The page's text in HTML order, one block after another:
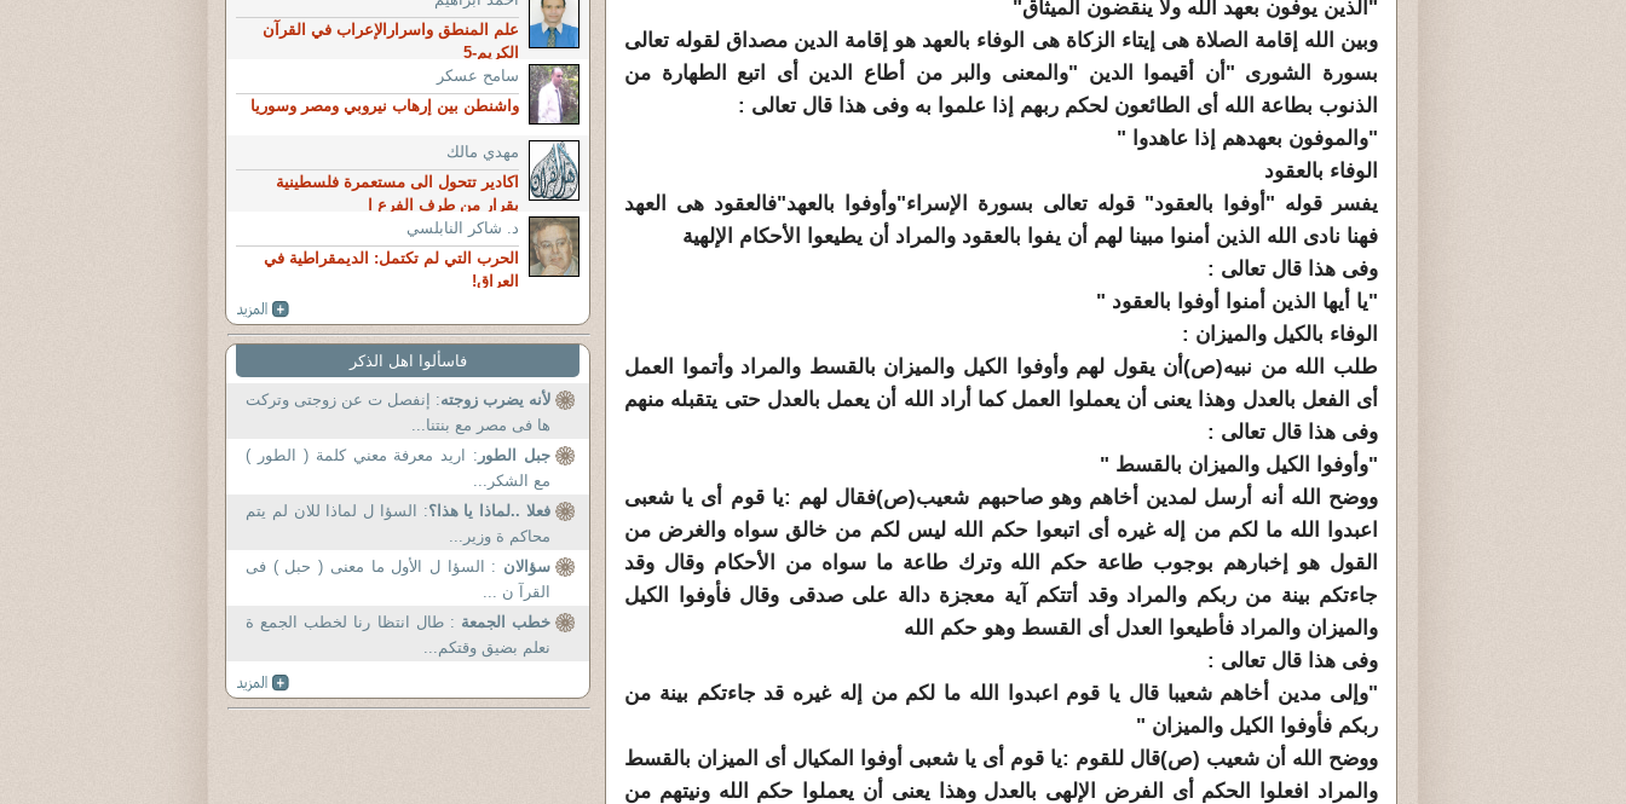
"الذين يوفون بعهد الله ولا ينقضون الميثاق"
وبين الله إقامة الصلاة هى إيتاء الزكاة هى الوفاء بالعهد هو إقامة الدين مصداق لقوله تعالى
بسورة الشورى "أن أقيموا الدين "والمعنى والبر من أطاع الدين أى اتبع الطهارة من
الذنوب بطاعة الله أى الطائعون لحكم ربهم إذا علموا به وفى هذا قال تعالى :
"والموفون بعهدهم إذا عاهدوا "
الوفاء بالعقود
يفسر قوله "أوفوا بالعقود" قوله تعالى بسورة الإسراء"وأوفوا بالعهد"فالعقود هى العهد
فهنا نادى الله الذين أمنوا مبينا لهم أن يفوا بالعقود والمراد أن يطيعوا الأحكام الإلهية
وفى هذا قال تعالى :
"يا أيها الذين أمنوا أوفوا بالعقود "
الوفاء بالكيل والميزان :
طلب الله من نبيه(ص)أن يقول لهم وأوفوا الكيل والميزان بالقسط والمراد وأتموا العمل
أى الفعل بالعدل وهذا يعنى أن يعملوا العمل كما أراد الله أن يعمل بالعدل حتى يتقبله منهم
وفى هذا قال تعالى :
"وأوفوا الكيل والميزان بالقسط "
ووضح الله أنه أرسل لمدين أخاهم وهو صاحبهم شعيب(ص)فقال لهم :يا قوم أى يا شعبى
اعبدوا الله ما لكم من إله غيره أى اتبعوا حكم الله ليس لكم من خالق سواه والغرض من
القول هو إخبارهم بوجوب طاعة حكم الله وترك طاعة ما سواه من الأحكام وقال وقد
جاءتكم بينة من ربكم والمراد وقد أتتكم آية معجزة دالة على صدقى وقال فأوفوا الكيل
والميزان والمراد فأطيعوا العدل أى القسط وهو حكم الله
وفى هذا قال تعالى :
"وإلى مدين أخاهم شعيبا قال يا قوم اعبدوا الله ما لكم من إله غيره قد جاءتكم بينة من
ربكم فأوفوا الكيل والميزان "
ووضح الله أن شعيب (ص)قال للقوم :يا قوم أى يا شعبى أوفوا المكيال أى الميزان بالقسط
والمراد افعلوا الحكم أى الفرض الإلهى بالعدل وهذا يعنى أن يعملوا حكم الله ونيتهم من
علم المنطق واسرارالإعراب في القرآن
الكريم-5‏
سامح عسكر
واشنطن بين إرهاب نيروبي ومصر وسوريا
مهدي مالك
اكادير تتحول الى مستعمرة فلسطينية
بقرار من طرف الفرع ا
د. شاكر النابلسي
الحرب التي لم تكتمل: الديمقراطية في
العراق!
فاسألوا اهل الذكر
لأنه يضرب زوجته: إنفصل ت عن زوجتى وتركت
ها فى مصر مع بنتنا...
جبل الطور : اريد معرفة معني كلمة ( الطور )
مع الشكر...
فعلا ..لماذا يا هذا؟: السؤا ل لماذا للان لم يتم
محاكم ة وزير...
سؤالان : السؤا ل الأول ما معنى ( حبل ) فى
القرآ ن ...
خطب الجمعة : طال انتظا رنا لخطب الجمع ة
نعلم بضيق وقتكم...